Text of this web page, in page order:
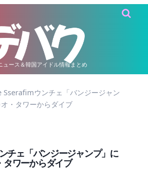
ュース＆韓国アイドル情報まとめ
Sserafimウンチェ「バンジージャン
・タワーからダイブ
チェ「バンジージャンプ」に
タワーからダイブ